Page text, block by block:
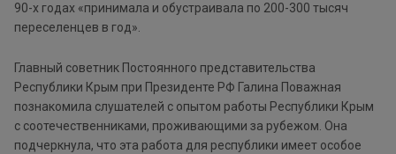
90-х годах «принимала и обустраивала по 200-300 тысяч
переселенцев в год».
Главный советник Постоянного представительства
Республики Крым при Президенте РФ Галина Поважная
познакомила слушателей с опытом работы Республики Крым
с соотечественниками, проживающими за рубежом. Она
подчеркнула, что эта работа для республики имеет особое